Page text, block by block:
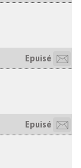
Epuisé
Epuisé